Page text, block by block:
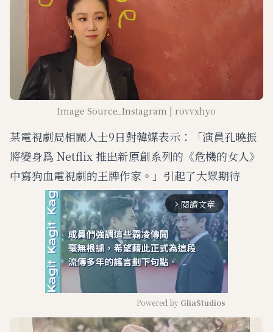
Image Source_Instagram | rovvxhyo
某電視劇局相關人士9日對韓媒表示：「演員孔曉振
將變身爲 Netflix 推出新原創系列的《危機的女人》
中寫狗血電視劇的王牌作家。」引起了大眾期待
arrow_forward_ios 閱讀文章
M
Powered by GliaStudios